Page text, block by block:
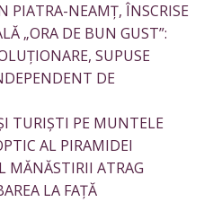
PIATRA-NEAMȚ, ÎNSCRISE
„ORA DE BUN GUST”:
SUPUSE
DE
TURIȘTI PE MUNTELE
AL PIRAMIDEI
MĂNĂSTIRII ATRAG
LA FAȚĂ